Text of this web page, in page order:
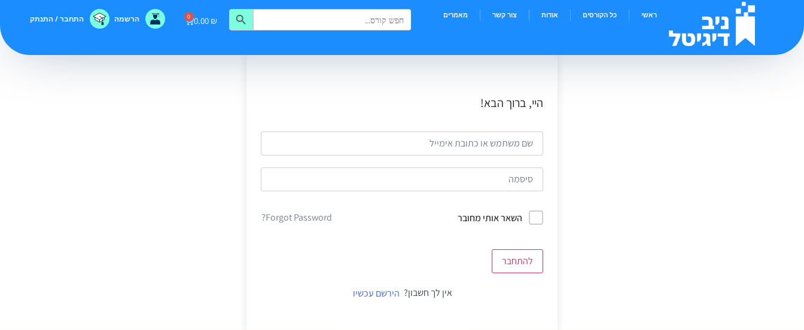
ראשי כל הקורסים אודות צור קשר מאמרים Search
for:
Search Button
0.00 ₪
0 הרשמה התחבר / התנתק
היי, ברוך הבא!
השאר אותי מחובר Forgot Password?
להתחבר
אין לך חשבון? הירשם עכשיו